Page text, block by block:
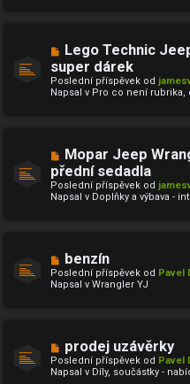
ě
v
e
k
N
o
v
ý
p
ě
e
k
Lego Technic
super dárek
Poslední příspěvek od
Napsal v Pro co není rubrika,
N
o
v
ý
p
ě
e
k
Mopar Jeep
přední sedadla
Poslední příspěvek od
Napsal v Doplňky a výbava -
N
o
v
ý
p
ě
v
benzín
Poslední příspěvek od Pavel
Napsal v Wrangler YJ
N
o
v
ý
prodej uzávěrky
Poslední příspěvek od Pavel
Napsal v Díly, součástky -